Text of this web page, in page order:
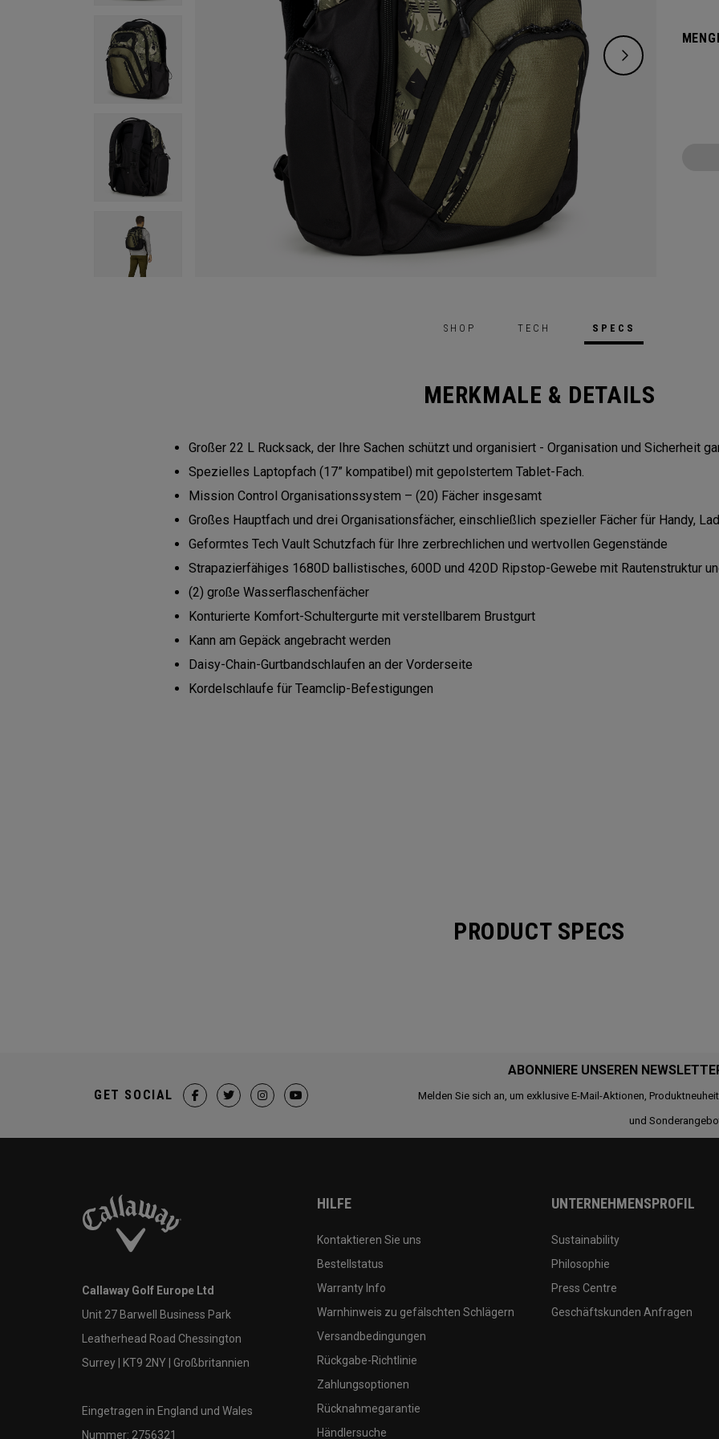
SHOP TECH SPECS
MERKMALE & DETAILS
Großer 22 L Rucksack, der Ihre Sachen schützt und organisiert - Organisation und Sicherheit
Spezielles Laptopfach (17” kompatibel) mit gepolstertem Tablet-Fach.
Mission Control Organisationssystem – (20) Fächer insgesamt
Großes Hauptfach und drei Organisationsfächer, einschließlich spezieller Fächer für Handy,
Geformtes Tech Vault Schutzfach für Ihre zerbrechlichen und wertvollen Gegenstände
Strapazierfähiges 1680D ballistisches, 600D und 420D Ripstop-Gewebe mit Rautenstruktur
(2) große Wasserflaschenfächer
Konturierte Komfort-Schultergurte mit verstellbarem Brustgurt
Kann am Gepäck angebracht werden
Daisy-Chain-Gurtbandschlaufen an der Vorderseite
Kordelschlaufe für Teamclip-Befestigungen
PRODUCT SPECS
ABONNIERE UNSEREN
Melden Sie sich an, um exklusive E-Mail-Aktionen,
und
GET SOCIAL
Callaway Golf Europe Ltd
Unit 27 Barwell Business Park
Leatherhead Road Chessington
Surrey | KT9 2NY | Großbritannien
Eingetragen in England und Wales
Nummer: 2756321
HILFE
Kontaktieren Sie uns
Bestellstatus
Warranty Info
Warnhinweis zu gefälschten Schlägern
Versandbedingungen
Rückgabe-Richtlinie
Zahlungsoptionen
Rücknahmegarantie
Händlersuche
UNTERNEHMENSPROFIL
Sustainability
Philosophie
Press Centre
Geschäftskunden Anfragen